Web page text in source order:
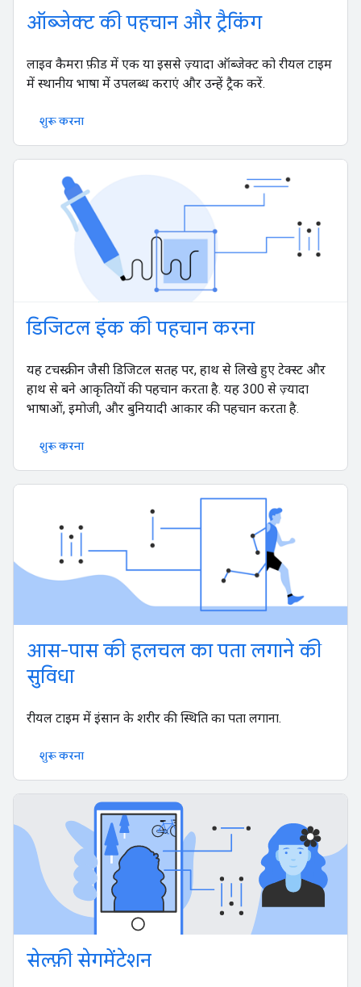
ऑब्जेक्ट की पहचान और ट्रैकिंग
लाइव कैमरा फ़ीड में एक या इससे ज़्यादा ऑब्जेक्ट को रीयल टाइम
में स्थानीय भाषा में उपलब्ध कराएं और उन्हें ट्रैक करें.
शुरू करना
डिजिटल इंक की पहचान करना
यह टचस्क्रीन जैसी डिजिटल सतह पर, हाथ से लिखे हुए टेक्स्ट और
हाथ से बने आकृतियों की पहचान करता है. यह 300 से ज़्यादा
भाषाओं, इमोजी, और बुनियादी आकार की पहचान करता है.
शुरू करना
आस-पास की हलचल का पता लगाने की
सुविधा
रीयल टाइम में इंसान के शरीर की स्थिति का पता लगाना.
शुरू करना
सेल्फ़ी सेगमेंटेशन